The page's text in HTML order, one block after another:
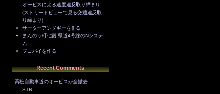
オービスによる速度違反取り締まり
(ストリートビューで見る交通違反取
り締まり)
サーターアンダギーを作る
まんのう町七箇 県道4号線のNシステ
ム
ブコパイを作る
Recent Comments
高松自動車道のオービスが全撤去
STR